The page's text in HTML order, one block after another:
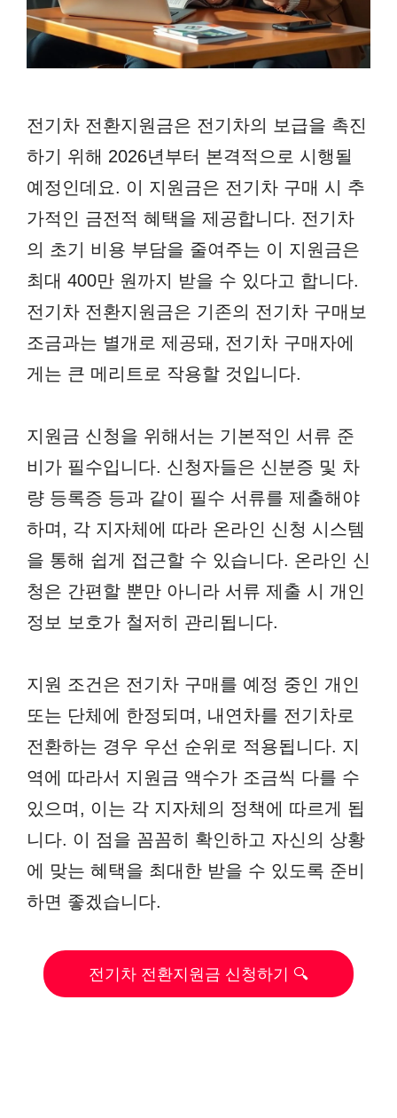
전기차 전환지원금은 전기차의 보급을 촉진
하기 위해 2026년부터 본격적으로 시행될
예정인데요. 이 지원금은 전기차 구매 시 추
가적인 금전적 혜택을 제공합니다. 전기차
의 초기 비용 부담을 줄여주는 이 지원금은
최대 400만 원까지 받을 수 있다고 합니다.
전기차 전환지원금은 기존의 전기차 구매보
조금과는 별개로 제공돼, 전기차 구매자에
게는 큰 메리트로 작용할 것입니다.
지원금 신청을 위해서는 기본적인 서류 준
비가 필수입니다. 신청자들은 신분증 및 차
량 등록증 등과 같이 필수 서류를 제출해야
하며, 각 지자체에 따라 온라인 신청 시스템
을 통해 쉽게 접근할 수 있습니다. 온라인 신
청은 간편할 뿐만 아니라 서류 제출 시 개인
정보 보호가 철저히 관리됩니다.
지원 조건은 전기차 구매를 예정 중인 개인
또는 단체에 한정되며, 내연차를 전기차로
전환하는 경우 우선 순위로 적용됩니다. 지
역에 따라서 지원금 액수가 조금씩 다를 수
있으며, 이는 각 지자체의 정책에 따르게 됩
니다. 이 점을 꼼꼼히 확인하고 자신의 상황
에 맞는 혜택을 최대한 받을 수 있도록 준비
하면 좋겠습니다.
전기차 전환지원금 신청하기 🔍